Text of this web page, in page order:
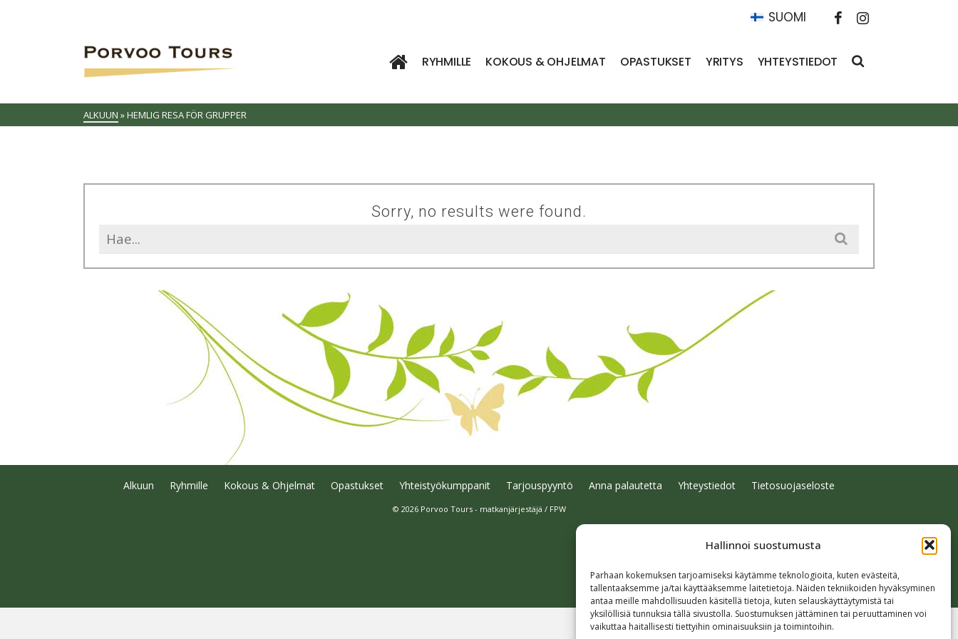
Hallinnoi suostumusta
Parhaan kokemuksen tarjoamiseksi käytämme teknologioita, kuten evästeitä,
tallentaaksemme ja/tai käyttääksemme laitetietoja. Näiden tekniikoiden hyväksyminen
antaa meille mahdollisuuden käsitellä tietoja, kuten selauskäyttäytymistä tai
yksilöllisiä tunnuksia tällä sivustolla. Suostumuksen jättäminen tai peruuttaminen voi
vaikuttaa haitallisesti tiettyihin ominaisuuksiin ja toimintoihin.
SUOMI
RYHMILLE KOKOUS & OHJELMAT OPASTUKSET YRITYS YHTEYSTIEDOT
ALKUUN »HEMLIG RESA FÖR GRUPPER
Sorry, no results were found.
Search
for:
Alkuun Ryhmille Kokous & Ohjelmat Opastukset Yhteistyökumppanit Tarjouspyyntö Anna palautetta Yhteystiedot Tietosuojaseloste
© 2026 Porvoo Tours - matkanjärjestäjä / FPW